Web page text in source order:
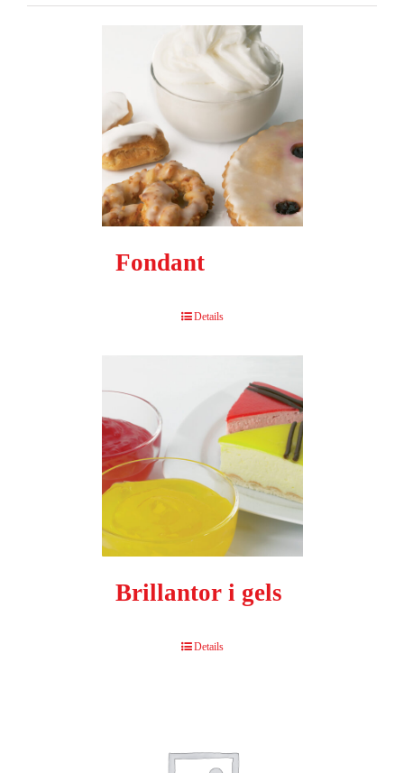
Fondant
Details
Brillantor i gels
Details